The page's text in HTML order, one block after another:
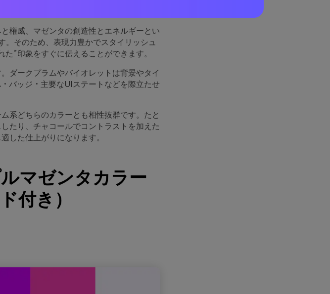
権威、マゼンタの創造性とエネルギーとい
。そのため、表現力豊かでスタイリッシュ
”印象をすぐに伝えることができます。
ダークプラムやバイオレットは背景やタイ
バッジ・主要なUIステートなどを際立たせ
系どちらのカラーとも相性抜群です。たと
たり、チャコールでコントラストを加えた
した仕上がりになります。
マゼンタカラー
付き）